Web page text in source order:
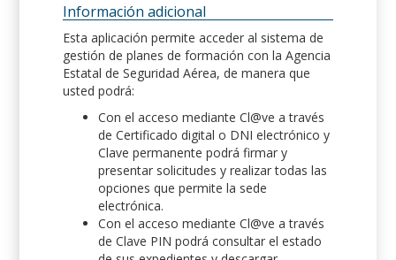
Información adicional
Esta aplicación permite acceder al sistema de
gestión de planes de formación con la Agencia
Estatal de Seguridad Aérea, de manera que
usted podrá:
Con el acceso mediante Cl@ve a través
de Certificado digital o DNI electrónico y
Clave permanente podrá firmar y
presentar solicitudes y realizar todas las
opciones que permite la sede
electrónica.
Con el acceso mediante Cl@ve a través
de Clave PIN podrá consultar el estado